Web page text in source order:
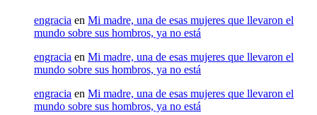
engracia en Mi madre, una de esas mujeres que llevaron el
mundo sobre sus hombros, ya no está
engracia en Mi madre, una de esas mujeres que llevaron el
mundo sobre sus hombros, ya no está
engracia en Mi madre, una de esas mujeres que llevaron el
mundo sobre sus hombros, ya no está